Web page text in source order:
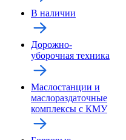
В наличии
Дорожно-
уборочная техника
Маслостанции и
маслораздаточные
комплексы с КМУ